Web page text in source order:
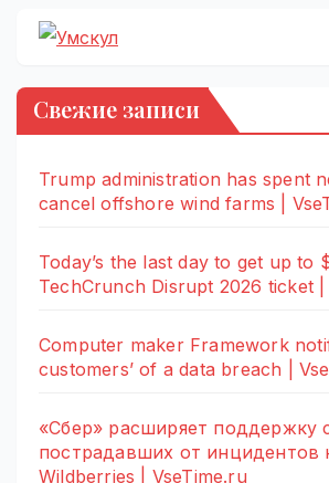
Свежие записи
Trump administration has spent
cancel offshore wind farms |
Today’s the last day to get up
TechCrunch Disrupt 2026 ticket |
Computer maker Framework
customers’ of a data breach |
«Сбер» расширяет поддержку
пострадавших от инцидентов
Wildberries | VseTime.ru